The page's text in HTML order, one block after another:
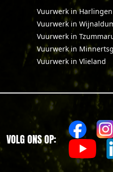
Vuurwerk in Harlingen
Vuurwerk in
Vuurwerk in
Vuurwerk in
Vuurwerk in Vlieland
VOLG ONS OP: